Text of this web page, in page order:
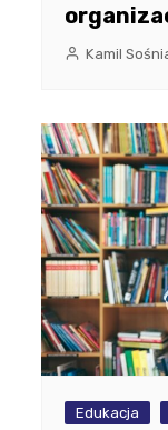
Kamil
Edukacja